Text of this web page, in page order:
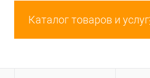
Каталог товаров и услуг